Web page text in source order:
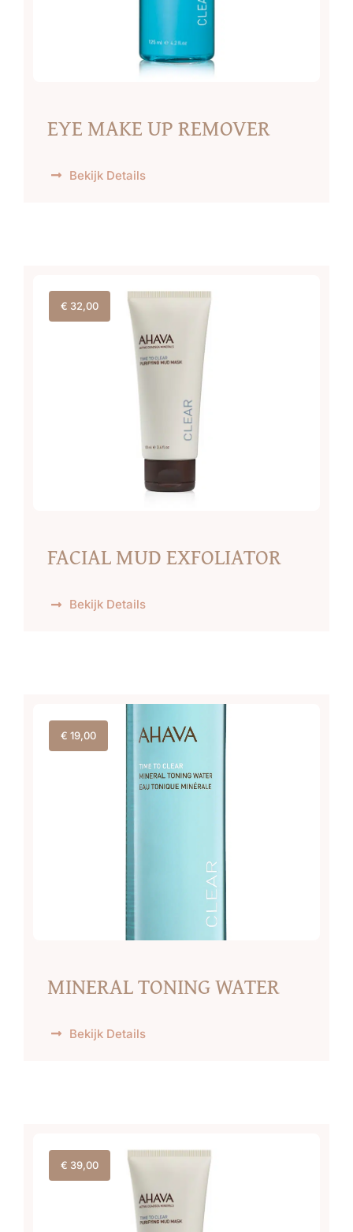
EYE MAKE UP REMOVER
Bekijk Details
€ 32,00
FACIAL MUD EXFOLIATOR
Bekijk Details
€ 19,00
MINERAL TONING WATER
Bekijk Details
€ 39,00